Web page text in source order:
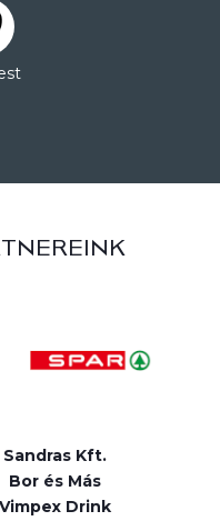
Sandras Kft.
Bor és Más
Vimpex Drink